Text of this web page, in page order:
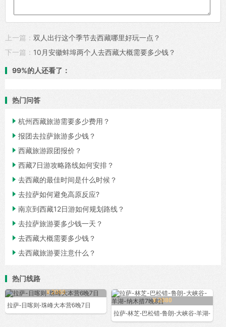
上一篇： 双人出行这个季节去西藏哪里好玩一点？
下一篇： 10月安徽蚌埠两个人去西藏大概需要多少钱？
99%的人还看了：
热门问答
 杭州西藏旅游需要多少费用？
 报团去拉萨旅游多少钱？
 西藏旅游跟团报价？
 西藏7日游攻略路线如何安排？
 去西藏的最佳时间是什么时候？
 去拉萨如何避免高原反应?
 南京到西藏12日游如何规划路线？
 去拉萨旅游要多少钱一天？
 去西藏大概需要多少钱？
 去西藏旅游要注意什么？
热门线路
¥ 2060
拉萨-日喀则-珠峰大本营6晚7日
¥ 2080
拉萨-林芝-巴松错-鲁朗-大峡谷-羊湖-